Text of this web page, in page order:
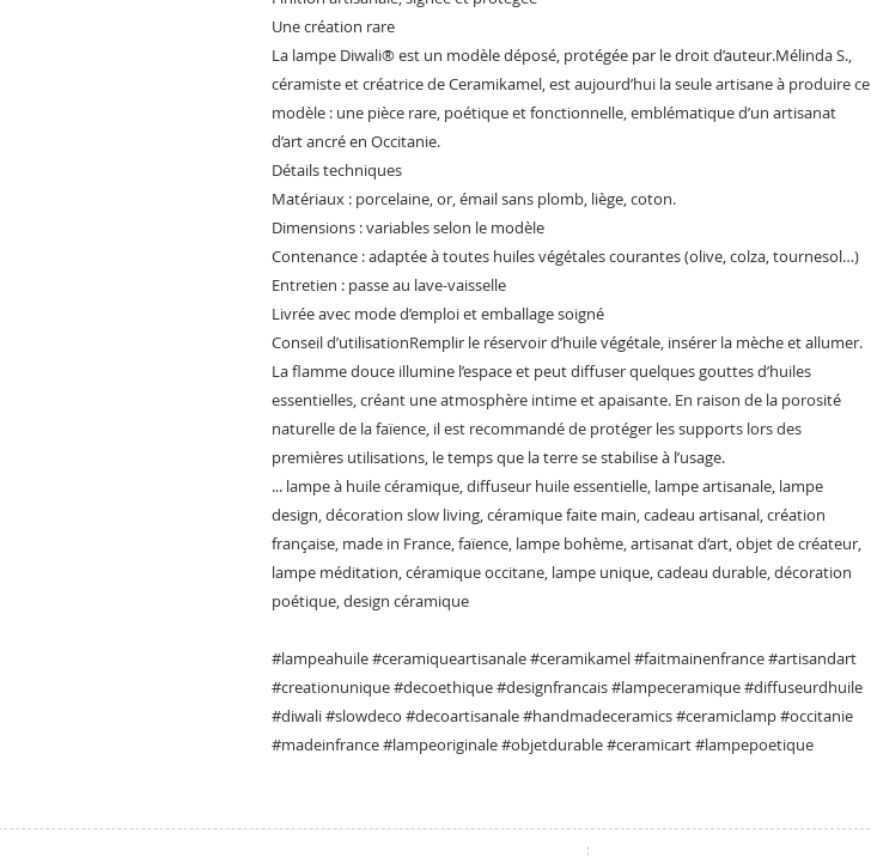
Une création rare
La lampe Diwali® est un modèle déposé, protégée par le droit d’auteur.Mélinda S.,
céramiste et créatrice de Ceramikamel, est aujourd’hui la seule artisane à produire ce
modèle : une pièce rare, poétique et fonctionnelle, emblématique d’un artisanat
d’art ancré en Occitanie.
Détails techniques
Matériaux : porcelaine, or, émail sans plomb, liège, coton.
Dimensions : variables selon le modèle
Contenance : adaptée à toutes huiles végétales courantes (olive, colza, tournesol…)
Entretien : passe au lave-vaisselle
Livrée avec mode d’emploi et emballage soigné
Conseil d’utilisationRemplir le réservoir d’huile végétale, insérer la mèche et allumer.
La flamme douce illumine l’espace et peut diffuser quelques gouttes d’huiles
essentielles, créant une atmosphère intime et apaisante. En raison de la porosité
naturelle de la faïence, il est recommandé de protéger les supports lors des
premières utilisations, le temps que la terre se stabilise à l’usage.
... lampe à huile céramique, diffuseur huile essentielle, lampe artisanale, lampe
design, décoration slow living, céramique faite main, cadeau artisanal, création
française, made in France, faïence, lampe bohème, artisanat d’art, objet de créateur,
lampe méditation, céramique occitane, lampe unique, cadeau durable, décoration
poétique, design céramique
#lampeahuile #ceramiqueartisanale #ceramikamel #faitmainenfrance #artisandart
#creationunique #decoethique #designfrancais #lampeceramique #diffuseurdhuile
#diwali #slowdeco #decoartisanale #handmadeceramics #ceramiclamp #occitanie
#madeinfrance #lampeoriginale #objetdurable #ceramicart #lampepoetique